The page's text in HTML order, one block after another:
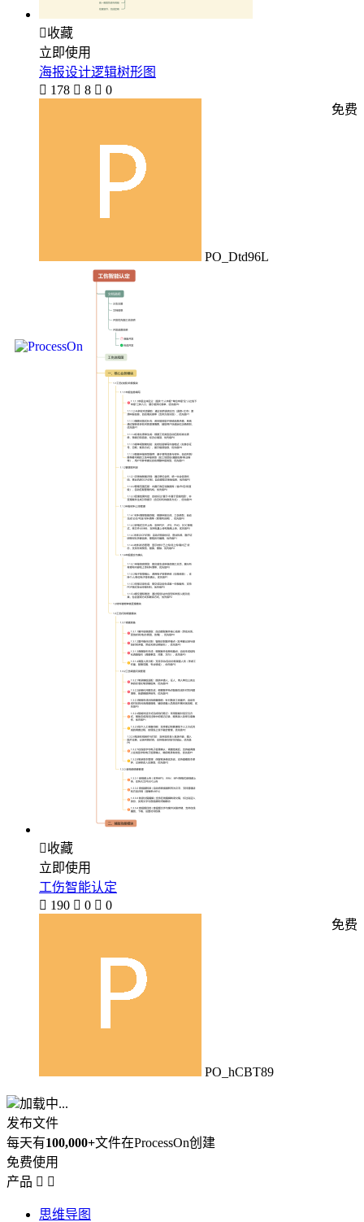
收藏
立即使用
海报设计逻辑树形图
 178  8  0
PO_Dtd96L
免费
收藏
立即使用
工伤智能认定
 190  0  0
PO_hCBT89
免费
加载中...
发布文件
每天有100,000+文件在ProcessOn创建
免费使用
产品  
思维导图